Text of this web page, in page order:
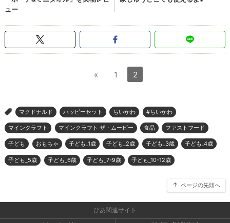
« 1 2
> マクドナルド ハッピーセット ちいかわ #ちいかわ
マインクラフト マインクラフト ザ・ムービー 食品 ファストフード
子ども おもちゃ 子ども_1歳 子ども_2歳 子ども_3歳 子ども_4歳
子ども_5歳 子ども_6歳 子ども_7-9歳 子ども_10-12歳
ページの先頭へ
ぴあ関連サイト